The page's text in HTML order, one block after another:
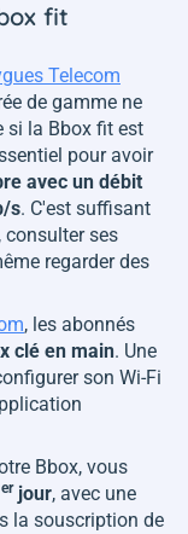
fit
Telecom
de gamme ne
si la Bbox fit est
pour avoir
avec un débit
s. C'est suffisant
ses
regarder des
, les abonnés
clé en main. Une
son Wi-Fi
Bbox, vous
erjour, avec une
la souscription de